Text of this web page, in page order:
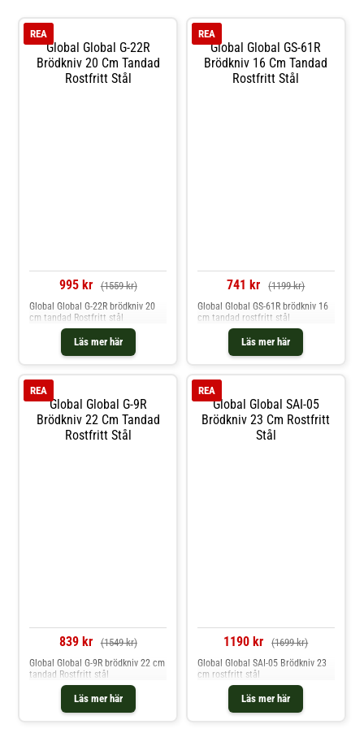
Global Global G-22R
Brödkniv 20 Cm Tandad
Rostfritt Stål
REA
995 kr (1559 kr)
Läs mer här
Global Global G-22R brödkniv 20
cm tandad Rostfritt stål
Global Global GS-61R
Brödkniv 16 Cm Tandad
Rostfritt Stål
REA
741 kr (1199 kr)
Läs mer här
Global Global GS-61R brödkniv 16
cm tandad rostfritt stål
Global Global G-9R
Brödkniv 22 Cm Tandad
Rostfritt Stål
REA
839 kr (1549 kr)
Läs mer här
Global Global G-9R brödkniv 22 cm
tandad Rostfritt stål
Global Global SAI-05
Brödkniv 23 Cm Rostfritt
Stål
REA
1190 kr (1699 kr)
Läs mer här
Global Global SAI-05 Brödkniv 23
cm rostfritt stål